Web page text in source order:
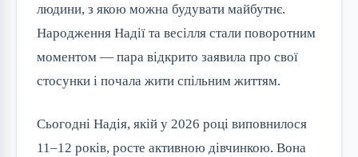
людини, з якою можна будувати майбутнє.
Народження Надії та весілля стали поворотним
моментом — пара відкрито заявила про свої
стосунки і почала жити спільним життям.
Сьогодні Надія, якій у 2026 році виповнилося
11–12 років, росте активною дівчинкою. Вона